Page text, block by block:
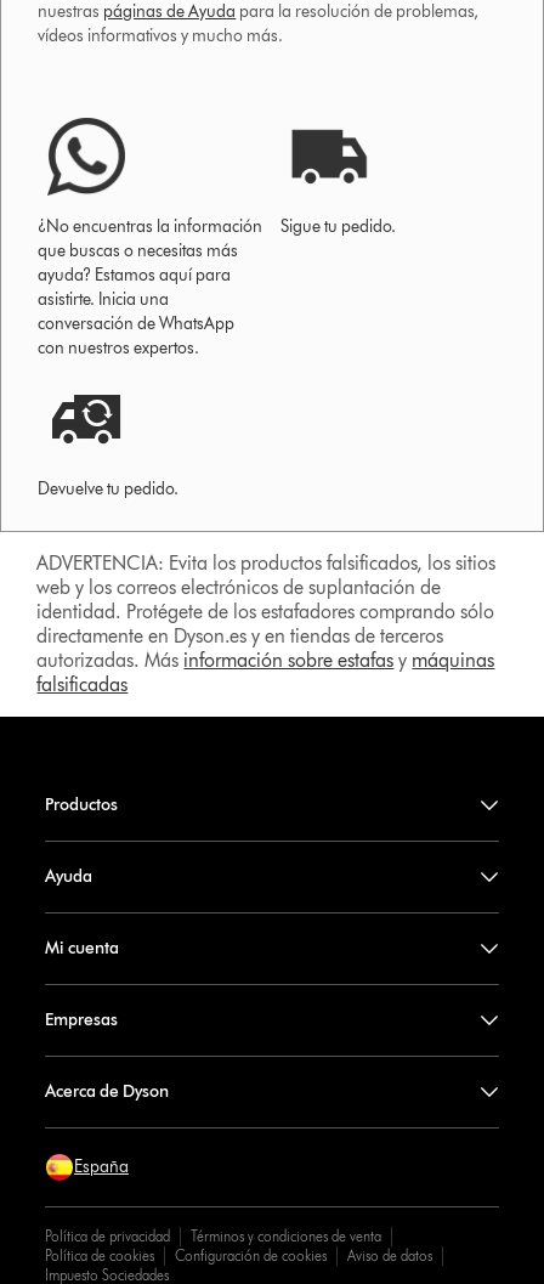
nuestras páginas de Ayuda para la resolución de problemas,
vídeos informativos y mucho más.
¿No encuentras la información
que buscas o necesitas más
ayuda? Estamos aquí para
asistirte. Inicia una
conversación de WhatsApp
con nuestros expertos.
Sigue tu pedido.
Devuelve tu pedido.
ADVERTENCIA: Evita los productos falsificados, los sitios
web y los correos electrónicos de suplantación de
identidad. Protégete de los estafadores comprando sólo
directamente en Dyson.es y en tiendas de terceros
autorizadas. Más información sobre estafas y máquinas
falsificadas
Productos
Ayuda
Mi cuenta
Empresas
Acerca de Dyson
España
Política de privacidad
Términos y condiciones de venta
Política de cookies
Configuración de cookies
Aviso de datos
Impuesto Sociedades